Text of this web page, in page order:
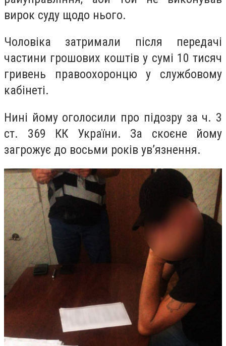
вирок суду щодо нього.
Чоловіка затримали після передачі
частини грошових коштів у сумі 10 тисяч
гривень правоохоронцю у службовому
кабінеті.
Нині йому оголосили про підозру за ч. 3
ст. 369 КК України. За скоєне йому
загрожує до восьми років ув’язнення.